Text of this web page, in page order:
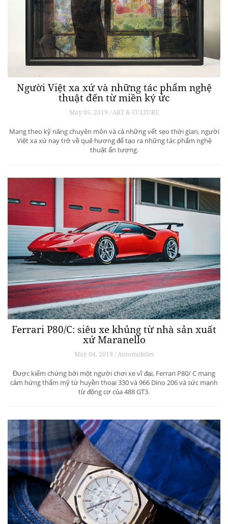
Người Việt xa xứ và những tác phẩm nghệ
thuật đến từ miền ký ức
May 05, 2019 / ART & CULTURE
Mang theo kỹ năng chuyên môn và cả những vết sẹo thời gian, người
Việt xa xứ nay trở về quê hương để tạo ra những tác phẩm nghệ
thuật ấn tượng.
Ferrari P80/C: siêu xe khủng từ ​​nhà sản xuất
xứ Maranello
May 04, 2019 / Automobiles
Được kiểm chứng bởi một người chơi xe vĩ đại, Ferrari P80/ C mang
cảm hứng thẩm mỹ từ huyền thoại 330 và 966 Dino 206 và sức mạnh
từ động cơ của 488 GT3.